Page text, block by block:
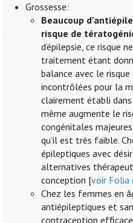
Grossesse:
Beaucoup
risque de
d’épilepsie, ce risque
traitement étant
balance avec le risque
incontrôlées pour la
clairement établi
même augmente le
congénitales
qu’il est très faible.
épileptiques avec
alternatives
conception [voir Folia
Chez les femmes en
antiépileptiques et
contraception